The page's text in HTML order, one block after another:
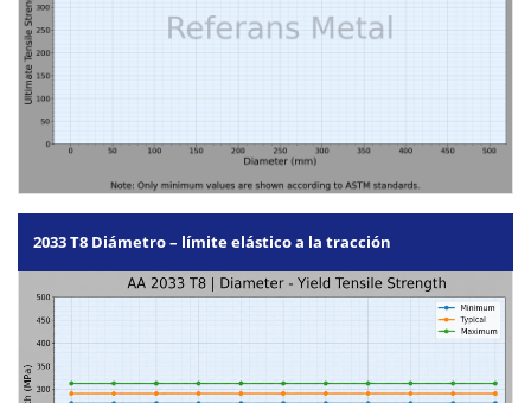
2033 T8 Diámetro – límite elástico a la tracción